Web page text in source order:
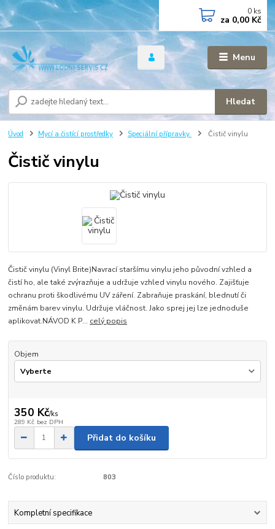
Menu
Hledat
0 ks
za 0,00 Kč
Úvod Mycí a čistící prostředky Speciální přípravky Čistič vinylu
Čistič vinylu
Čistič vinylu (Vinyl Brite)Navrací staršímu vinylu jeho původní vzhled a
čistí ho, ale také zvýrazňuje a udržuje vzhled vinylu nového. Zajišťuje
ochranu proti škodlivému UV záření. Zabraňuje praskání, blednutí či
změnám barev vinylu. Udržuje vláčnost. Jako sprej jej lze jednoduše
aplikovat.NÁVOD K P... celý popis
Objem
350 Kč/ks
289 Kč bez DPH
Přidat do košíku
Číslo produktu: 803
Kompletní specifikace